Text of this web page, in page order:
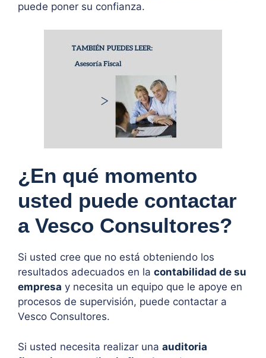
puede poner su confianza.
¿En qué momento
usted puede contactar
a Vesco Consultores?
Si usted cree que no está obteniendo los
resultados adecuados en la contabilidad de su
empresa y necesita un equipo que le apoye en
procesos de supervisión, puede contactar a
Vesco Consultores.
Si usted necesita realizar una auditoria